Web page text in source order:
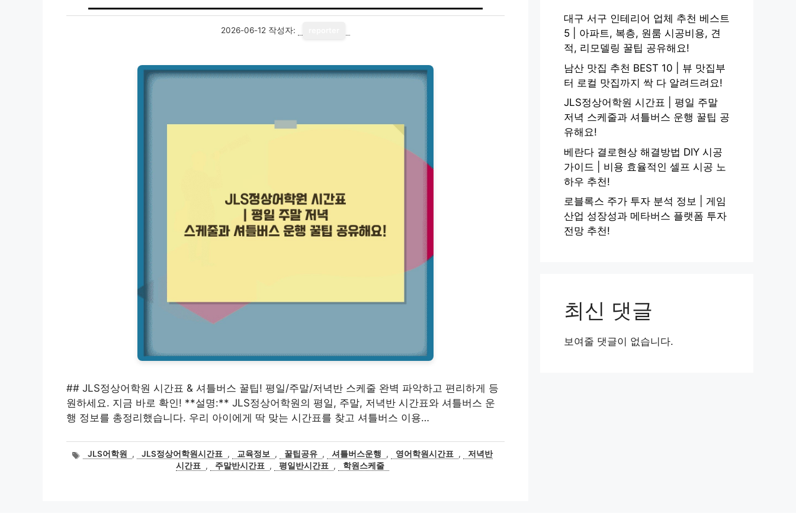
2026-06-12 작성자:
## JLS정상어학원 시간표 & 셔틀버스 꿀팁! 평일/주말/저녁반 스케줄 완벽 파악하고 편리하게 등
원하세요. 지금 바로 확인! **설명:** JLS정상어학원의 평일, 주말, 저녁반 시간표와 셔틀버스 운
행 정보를 총정리했습니다. 우리 아이에게 딱 맞는 시간표를 찾고 셔틀버스 이용…
태JLS어학원 , JLS정상어학원시간표 , 교육정보 , 꿀팁공유 , 셔틀버스운행 , 영어학원시간표 ,
저녁반
시간표
, 주말반시간표 , 평일반시간표 , 학원스케줄
대구 서구 인테리어 업체 추천 베스트
5 | 아파트, 복층, 원룸 시공비용, 견
적, 리모델링 꿀팁 공유해요!
남산 맛집 추천 BEST 10 | 뷰 맛집부
터 로컬 맛집까지 싹 다 알려드려요!
JLS정상어학원 시간표 | 평일 주말
저녁 스케줄과 셔틀버스 운행 꿀팁 공
유해요!
베란다 결로현상 해결방법 DIY 시공
가이드 | 비용 효율적인 셀프 시공 노
하우 추천!
로블록스 주가 투자 분석 정보 | 게임
산업 성장성과 메타버스 플랫폼 투자
전망 추천!
최신 댓글
보여줄 댓글이 없습니다.